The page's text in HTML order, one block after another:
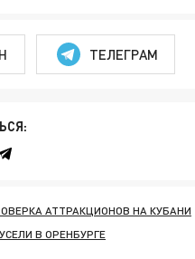
ТЕЛЕГРАМ
АТТРАКЦИОНОВ НА КУБАНИ
В ОРЕНБУРГЕ